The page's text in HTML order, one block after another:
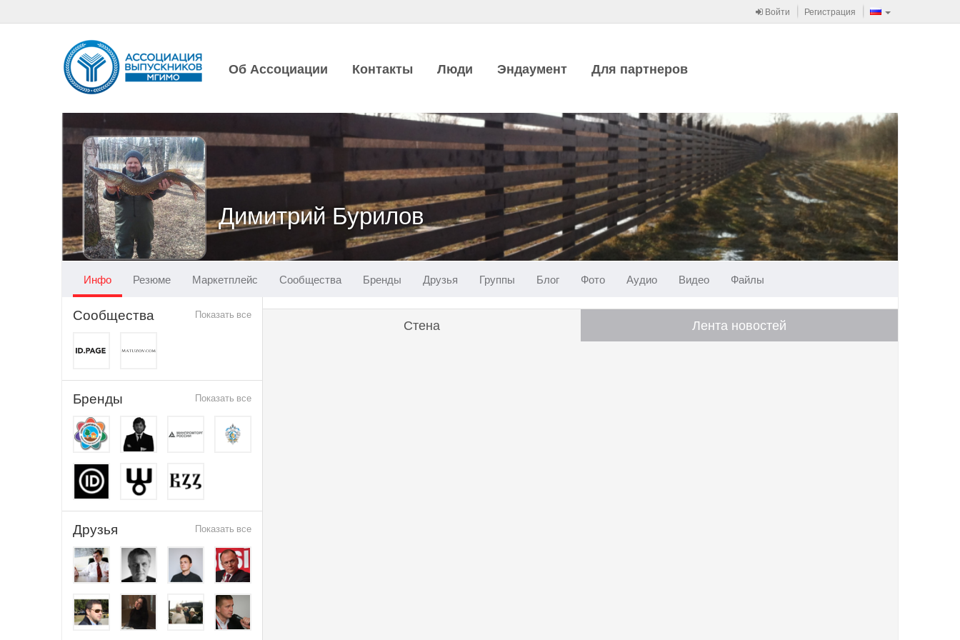
Войти Регистрация
Об Ассоциации Контакты Люди Эндаумент Для партнеров
Димитрий Бурилов
Инфо Резюме Маркетплейс Сообщества Бренды Друзья Группы Блог Фото Аудио Видео Файлы
Показать все
Сообщества
Показать все
Бренды
Показать все
Друзья
Стена Лента новостей